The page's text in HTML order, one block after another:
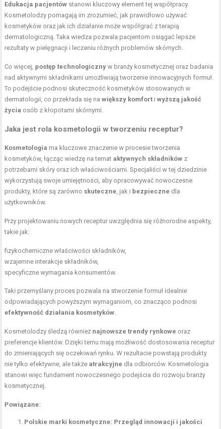
Edukacja pacjentów stanowi kluczowy element tej współpracy.
Kosmetolodzy pomagają im zrozumieć, jak prawidłowo używać
kosmetyków oraz jak ich działanie może współgrać z terapią
dermatologiczną. Taka wiedza pozwala pacjentom osiągać lepsze
rezultaty w pielęgnacji i leczeniu różnych problemów skórnych.
Co więcej, postęp technologiczny w branży kosmetycznej oraz badania
nad aktywnymi składnikami umożliwiają tworzenie innowacyjnych formuł.
To podejście podnosi skuteczność kosmetyków stosowanych w
dermatologii, co przekłada się nawiększy komfort iwyższą jakość
życia osób z kłopotami skórnymi.
Jaka jest rola kosmetologii w tworzeniu receptur?
Kosmetologia ma kluczowe znaczenie w procesie tworzenia
kosmetyków, łącząc wiedzę na temat aktywnych składników z
potrzebami skóry oraz ich właściwościami. Specjaliści w tej dziedzinie
wykorzystują swoje umiejętności, aby opracowywać nowoczesne
produkty, które są zarówno skuteczne, jak i bezpieczne dla
użytkowników.
Przy projektowaniu nowych receptur uwzględnia się różnorodne aspekty,
takie jak:
fizykochemiczne właściwości składników,
wzajemne interakcje składników,
specyficzne wymagania konsumentów.
Taki przemyślany proces pozwala na stworzenie formuł idealnie
odpowiadających powyższym wymaganiom, co znacząco podnosi
efektywność działania kosmetyków.
Kosmetolodzy śledzą również najnowsze trendy rynkowe oraz
preferencje klientów. Dzięki temu mają możliwość dostosowania receptur
do zmieniających się oczekiwań rynku. W rezultacie powstają produkty
nie tylko efektywne, ale także atrakcyjne dla odbiorców. Kosmetologia
stanowi więc fundament nowoczesnego podejścia do rozwoju branży
kosmetycznej.
Powiązane:
Polskie marki kosmetyczne: Przegląd innowacji i jakości